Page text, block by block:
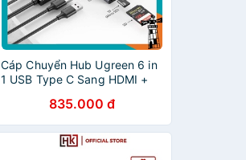
Cáp Chuyển Hub Ugreen 6 in
1 USB Type C Sang HDMI +
835.000 đ